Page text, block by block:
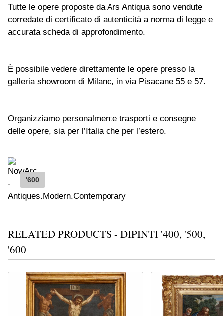
Tutte le opere proposte da Ars Antiqua sono vendute
corredate di certificato di autenticità a norma di legge e
accurata scheda di approfondimento.
È possibile vedere direttamente le opere presso la
galleria showroom di Milano, in via Pisacane 55 e 57.
Organizziamo personalmente trasporti e consegne
delle opere, sia per l’Italia che per l’estero.
'600
RELATED PRODUCTS - DIPINTI '400, '500,
'600